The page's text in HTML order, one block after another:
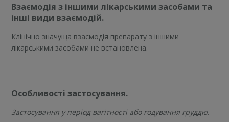
Взаємодія з іншими лікарськими засобами та
інші види взаємодій.
Клінічно значуща взаємодія препарату з іншими
лікарськими засобами не встановлена.
Особливості застосування.
Застосування у період вагітності або годування груддю.